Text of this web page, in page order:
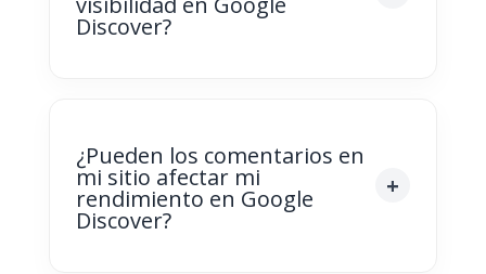
Discover?
¿Pueden los comentarios en
mi sitio afectar mi
rendimiento en Google
Discover?